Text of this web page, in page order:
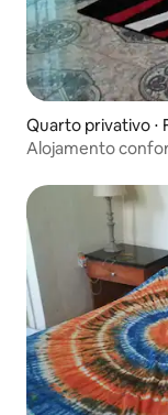
Quarto privativo ⋅
Alojamento